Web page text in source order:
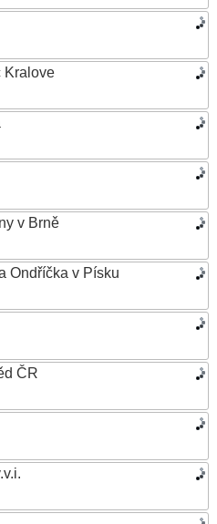
Kralove
v Brně
Ondříčka v Písku
ČR